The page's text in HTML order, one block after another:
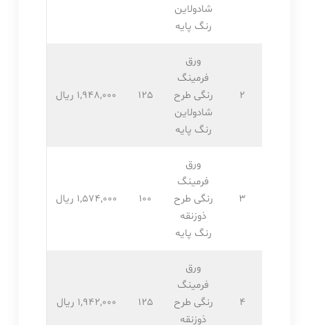
شادولاین
رنگ پایه
2
ورق
فرمینگ
رنگی طرح
شادولاین
رنگ پایه
125 1,948,۰۰۰ ریال
3
ورق
فرمینگ
رنگی طرح
ذوزنقه
رنگ پایه
100 1,574,۰۰۰ ریال
4
ورق
فرمینگ
رنگی طرح
ذوزنقه
125 1,942,۰۰۰ ریال